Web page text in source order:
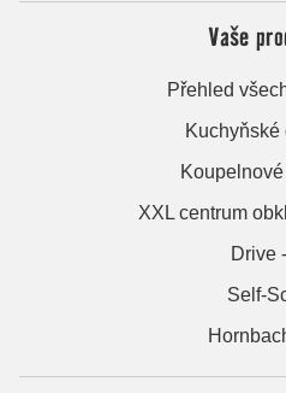
Vaše
Přehled
Kuchyňské
XXL centrum
Drive
Self-